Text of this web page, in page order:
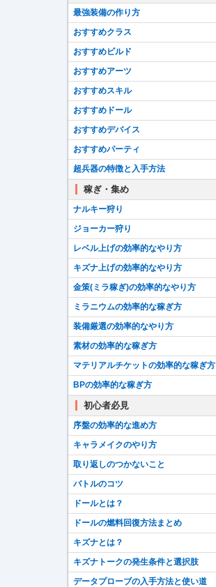
最強装備の作り方
おすすめクラス
おすすめビルド
おすすめアーツ
おすすめスキル
おすすめドール
おすすめデバイス
おすすめパーティ
超兵器の特徴と入手方法
稼ぎ・集め
ナルキー狩り
ジョーカー狩り
レベル上げの効率的なやり方
キズナ上げの効率的なやり方
金策(ミラ稼ぎ)の効率的なやり方
ミラニウムの効率的な稼ぎ方
装備厳選の効率的なやり方
素材の効率的な稼ぎ方
マテリアルチケットの効率的な稼ぎ方
BPの効率的な稼ぎ方
初心者必見
序盤の効率的な進め方
キャラメイクのやり方
取り返しのつかないこと
バトルのコツ
ドールとは？
ドールの燃料回復方法まとめ
キズナとは？
キズナトークの発生条件と選択肢
データプローブの入手方法と使い道